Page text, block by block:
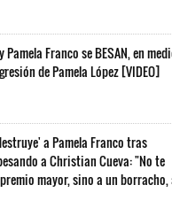
Franco se BESAN, en
de Pamela López [VIDEO]
a Pamela Franco tras
a Christian Cueva: "No te
mayor, sino a un borracho,